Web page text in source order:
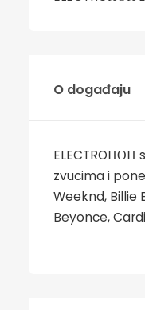
O događaju
zvucima i
Weeknd, Billie
Beyonce,